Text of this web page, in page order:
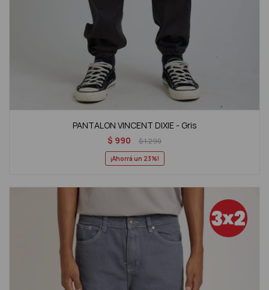
PANTALON VINCENT DIXIE - Gris
$ 990 $1.290
23